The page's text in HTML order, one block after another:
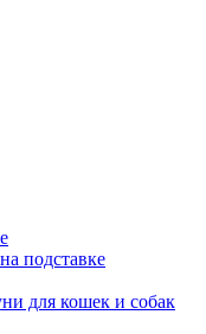
подставке
для кошек и собак